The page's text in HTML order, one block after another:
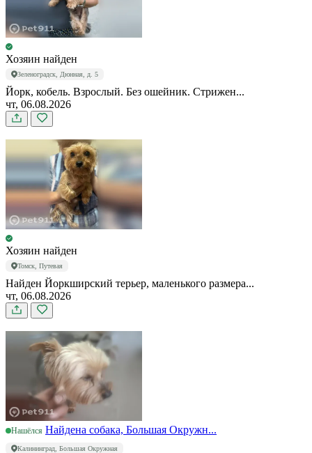
Хозяин найден
Зеленоградск, Дюнная, д. 5
Йорк, кобель. Взрослый. Без ошейник. Стрижен...
чт, 06.08.2026
Хозяин найден
Томск, Путевая
Найден Йоркширский терьер, маленького размера...
чт, 06.08.2026
Нашёлся Найдена собака, Большая Окружн...
Калининград, Большая Окружная